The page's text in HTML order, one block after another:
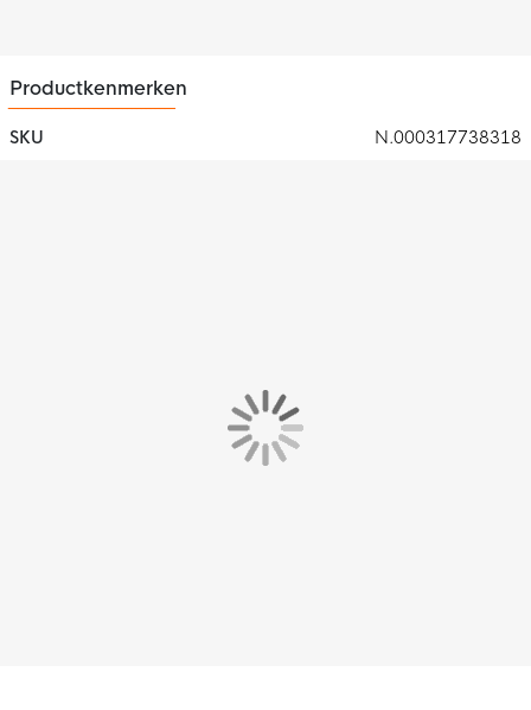
Productkenmerken
SKU N.000317738318